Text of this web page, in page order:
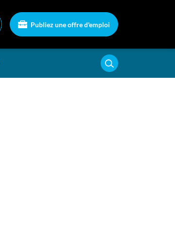
Publiez une offre d'emploi